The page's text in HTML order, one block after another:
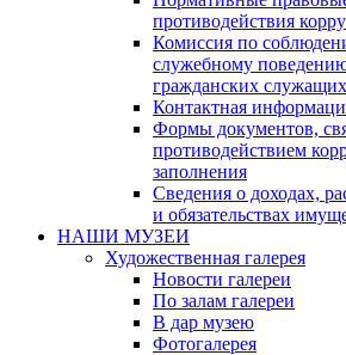
противодействия
Комиссия по
служебному
гражданских
Контактная
Формы документов,
противодействием
заполнения
Сведения о доходах,
и обязательствах
НАШИ МУЗЕИ
Художественная галерея
Новости галереи
По залам галереи
В дар музею
Фотогалерея